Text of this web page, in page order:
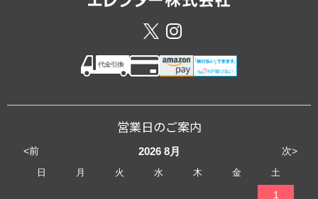
営業日のご案内
<前 次>
2026 8月
日 月 火 水 木 金 土
1